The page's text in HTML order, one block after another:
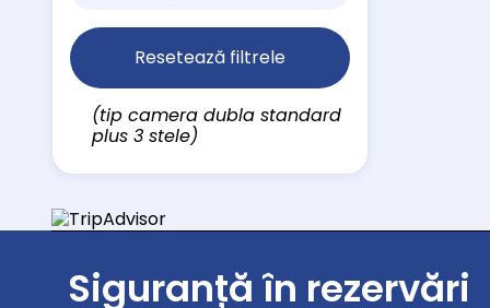
Resetează filtrele
(tip camera dubla standard
plus 3 stele)
Siguranță în rezervări